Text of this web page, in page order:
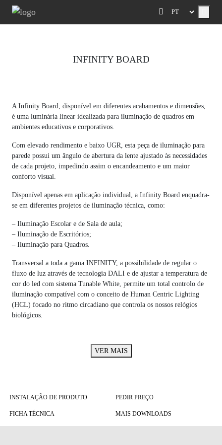
INFINITY BOARD
A Infinity Board, disponível em diferentes acabamentos e dimensões,
é uma luminária linear idealizada para iluminação de quadros em
ambientes educativos e corporativos.
Com elevado rendimento e baixo UGR, esta peça de iluminação para
parede possui um ângulo de abertura da lente ajustado às necessidades
de cada projeto, impedindo assim o encandeamento e um maior
conforto visual.
Disponível apenas em aplicação individual, a Infinity Board enquadra-
se em diferentes projetos de iluminação técnica, como:
– Iluminação Escolar e de Sala de aula;
– Iluminação de Escritórios;
– Iluminação para Quadros.
Transversal a toda a gama INFINITY, a possibilidade de regular o
fluxo de luz através de tecnologia DALI e de ajustar a temperatura de
cor do led com sistema Tunable White, permite um total controlo de
iluminação compatível com o conceito de Human Centric Lighting
(HCL) focado no ritmo circadiano que controla os nossos relógios
biológicos.
VER MAIS
INSTALAÇÃO DE PRODUTO PEDIR PREÇO
FICHA TÉCNICA MAIS DOWNLOADS